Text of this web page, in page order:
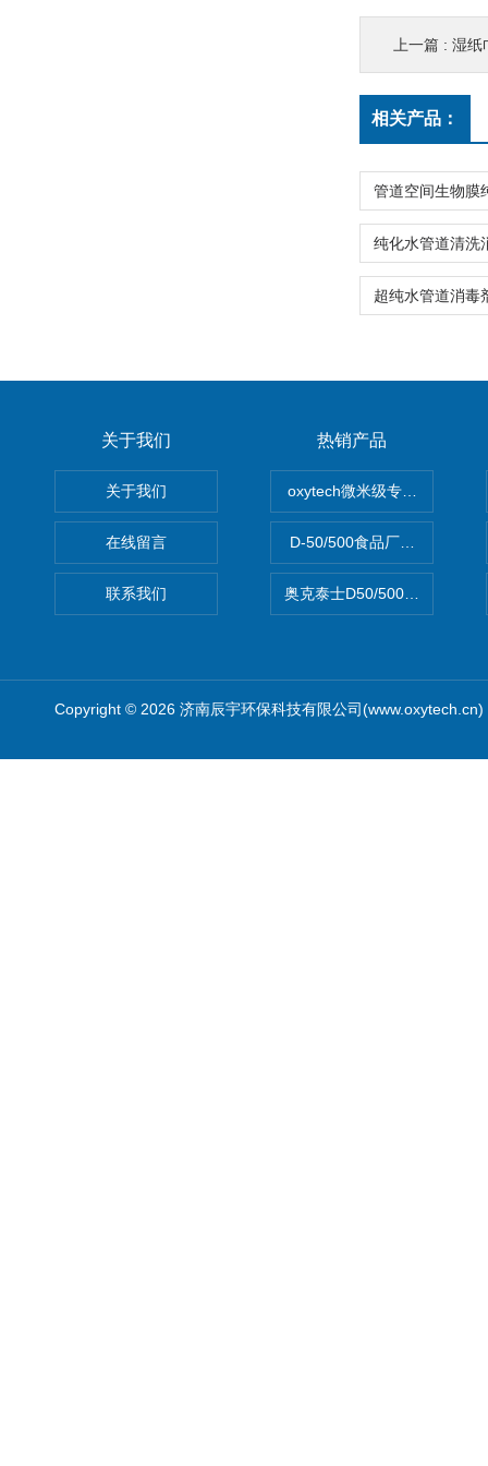
上一篇 : 湿纸
相关产品：
关于我们
关于我们
在线留言
联系我们
热销产品
oxytech微米级专业消毒
D-50/500食品厂车间高效杀
奥克泰士D50/500矿泉水消毒
Copyright © 2026 济南辰宇环保科技有限公司(www.oxytech.cn)